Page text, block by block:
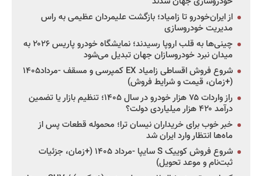
از ایران‌خودرو تا زامیاد؛ بازگشت علیمردان عظیمی به راس
مدیریت خودروسازی
چینی‌ها به قلب اروپا رسیدند؛ نمایشگاه خودرو پاریس ۲۰۲۶ به
میدان نبرد خودروسازان جهان تبدیل می‌شود
شروع فروش اقساطی زامیاد EX کمپرسی و مسقف -مرداد۱۴۰۵
(+زمان، قیمت و شرایط فروش)
راز واردات ۷۵ هزار خودرو در سال ۱۴۰۵؛ تنظیم بازار یا تضمین
درآمد ۴۲۰ هزار میلیاردی دولت؟
خبر خوب برای خریداران نیسان ترا؛ محموله قطعات پس از
ماه‌ها انتظار وارد ایران شد
شروع فروش کوییک S سایپا -مرداد ۱۴۰۵ (+زمان، جزئیات
ثبت‌نام و موعد تحویل)